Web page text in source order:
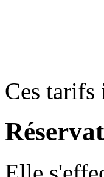
Ces tarifs